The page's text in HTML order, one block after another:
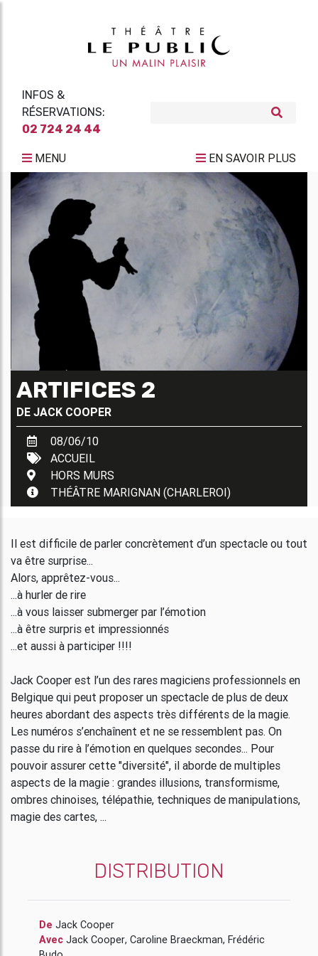
INFOS &
RÉSERVATIONS:
02 724 24 44
MENU EN SAVOIR PLUS
ARTIFICES 2
DE JACK COOPER
08/06/10
ACCUEIL
HORS MURS
THÉÂTRE MARIGNAN (CHARLEROI)
Il est difficile de parler concrètement d’un spectacle ou tout
va être surprise...
Alors, apprêtez-vous...
...à hurler de rire
...à vous laisser submerger par l’émotion
...à être surpris et impressionnés
...et aussi à participer !!!!
Jack Cooper est l’un des rares magiciens professionnels en
Belgique qui peut proposer un spectacle de plus de deux
heures abordant des aspects très différents de la magie.
Les numéros s’enchaînent et ne se ressemblent pas. On
passe du rire à l’émotion en quelques secondes... Pour
pouvoir assurer cette "diversité", il aborde de multiples
aspects de la magie : grandes illusions, transformisme,
ombres chinoises, télépathie, techniques de manipulations,
magie des cartes, ...
DISTRIBUTION
De Jack Cooper
Avec Jack Cooper, Caroline Braeckman, Frédéric